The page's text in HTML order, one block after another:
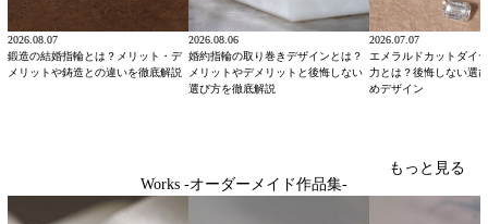
2026.08.07
鍛造の結婚指輪とは？メリット・デ
メリットや鋳造との違いを徹底解説
2026.08.06
婚約指輪の取り巻きデザインとは？
メリットやデメリットと後悔しない
選び方を徹底解説
2026.07.07
エメラルドカットダイ
力とは？後悔しない選
めデザイン
Works -オーダーメイド作品集-
もっと見る